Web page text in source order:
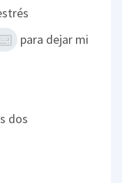
para dejar mi
dos